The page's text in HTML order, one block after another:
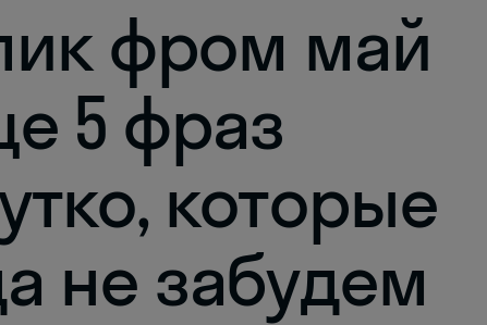
фром май
5 фраз
которые
не забудем